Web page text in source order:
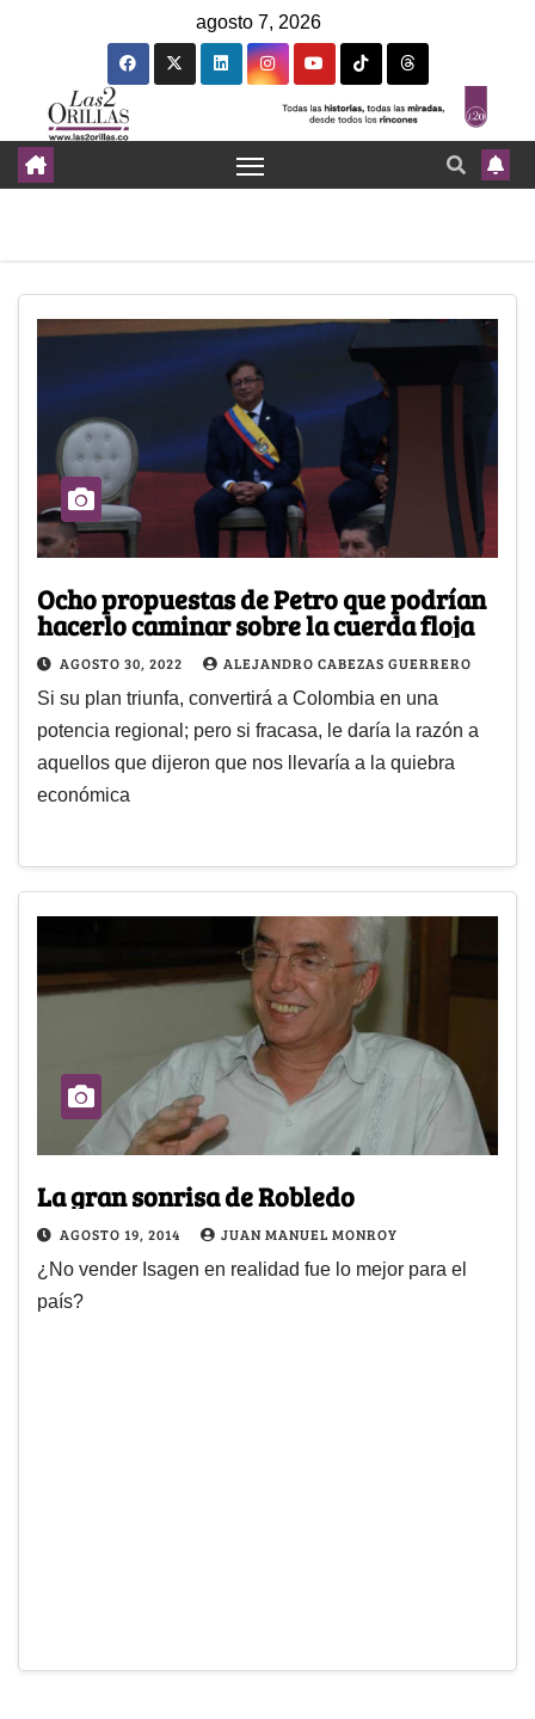
agosto 7, 2026
Ocho propuestas de Petro que podrían
hacerlo caminar sobre la cuerda floja
AGOSTO 30, 2022 ALEJANDRO CABEZAS GUERRERO
Si su plan triunfa, convertirá a Colombia en una
potencia regional; pero si fracasa, le daría la razón a
aquellos que dijeron que nos llevaría a la quiebra
económica
La gran sonrisa de Robledo
AGOSTO 19, 2014 JUAN MANUEL MONROY
¿No vender Isagen en realidad fue lo mejor para el
país?